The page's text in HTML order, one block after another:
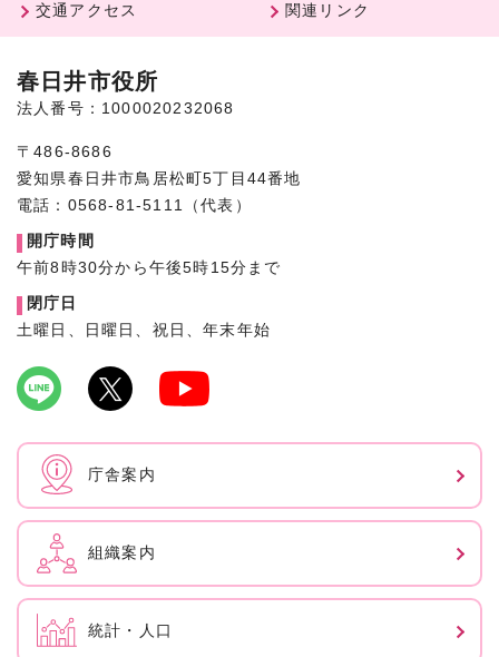
交通アクセス
関連リンク
春日井市役所
法人番号：1000020232068
〒486-8686
愛知県春日井市鳥居松町5丁目44番地
電話：0568-81-5111（代表）
開庁時間
午前8時30分から午後5時15分まで
閉庁日
土曜日、日曜日、祝日、年末年始
庁舎案内
組織案内
統計・人口